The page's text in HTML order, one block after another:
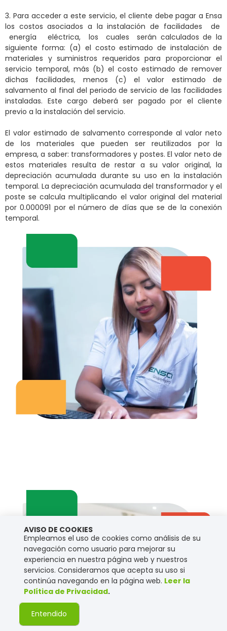
3. Para acceder a este servicio, el cliente debe pagar a Ensa
los costos asociados a la instalación de facilidades de
energía eléctrica, los cuales serán calculados de la
siguiente forma: (a) el costo estimado de instalación de
materiales y suministros requeridos para proporcionar el
servicio temporal, más (b) el costo estimado de remover
dichas facilidades, menos (c) el valor estimado de
salvamento al final del periodo de servicio de las facilidades
instaladas. Este cargo deberá ser pagado por el cliente
previo a la instalación del servicio.
El valor estimado de salvamento corresponde al valor neto
de los materiales que pueden ser reutilizados por la
empresa, a saber: transformadores y postes. El valor neto de
estos materiales resulta de restar a su valor original, la
depreciación acumulada durante su uso en la instalación
temporal. La depreciación acumulada del transformador y el
poste se calcula multiplicando el valor original del material
por 0.000091 por el número de días que se de la conexión
temporal.
AVISO DE COOKIES
Empleamos el uso de cookies como análisis de su
navegación como usuario para mejorar su
experiencia en nuestra página web y nuestros
servicios. Consideramos que acepta su uso si
continúa navegando en la página web. Leer la
Política de Privacidad.
Entendido